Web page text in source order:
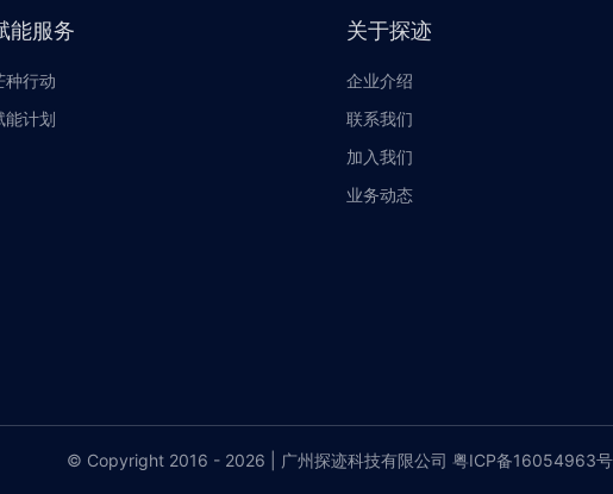
能服务
种行动
能计划
关于探迹
企业介绍
联系我们
加入我们
业务动态
© Copyright 2016 - 2026 | 广州探迹科技有限公司 粤ICP备16054963号